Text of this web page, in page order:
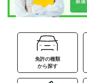
免許の種類
から探す